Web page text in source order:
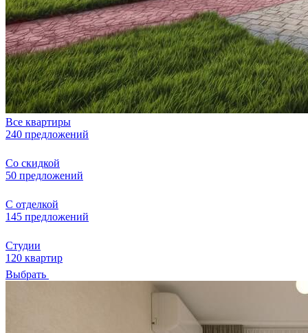
Все квартиры
240 предложений
Со скидкой
50 предложений
С отделкой
145 предложений
Студии
120 квартир
Выбрать